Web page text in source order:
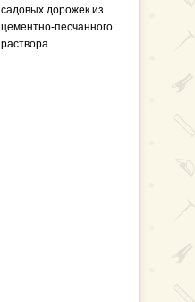
садовых дорожек из
цементно-песчанного
раствора